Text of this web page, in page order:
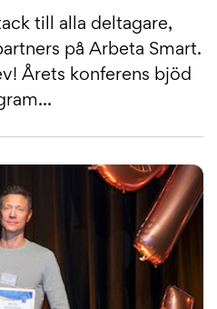
till alla deltagare,
på Arbeta Smart.
Årets konferens bjöd